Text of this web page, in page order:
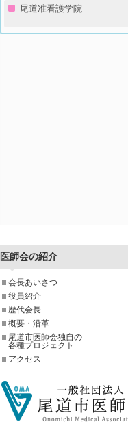
尾道准看護学院
医師会の紹介
会長あいさつ
役員紹介
歴代会長
概要・沿革
尾道市医師会独自の
各種プロジェクト
アクセス